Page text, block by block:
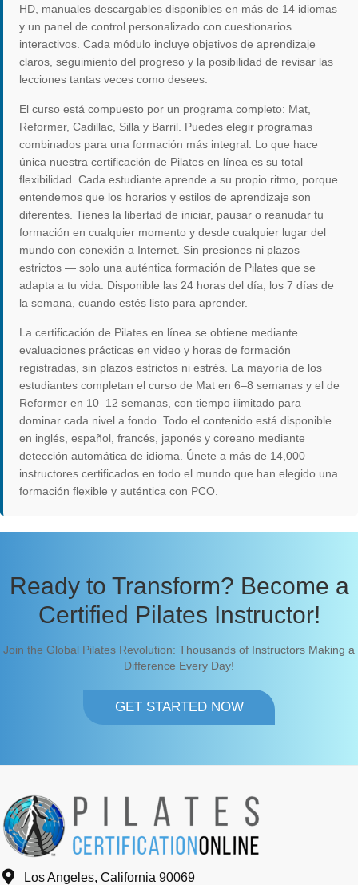
HD, manuales descargables disponibles en más de 14 idiomas
y un panel de control personalizado con cuestionarios
interactivos. Cada módulo incluye objetivos de aprendizaje
claros, seguimiento del progreso y la posibilidad de revisar las
lecciones tantas veces como desees.
El curso está compuesto por un programa completo: Mat,
Reformer, Cadillac, Silla y Barril. Puedes elegir programas
combinados para una formación más integral. Lo que hace
única nuestra certificación de Pilates en línea es su total
flexibilidad. Cada estudiante aprende a su propio ritmo, porque
entendemos que los horarios y estilos de aprendizaje son
diferentes. Tienes la libertad de iniciar, pausar o reanudar tu
formación en cualquier momento y desde cualquier lugar del
mundo con conexión a Internet. Sin presiones ni plazos
estrictos — solo una auténtica formación de Pilates que se
adapta a tu vida. Disponible las 24 horas del día, los 7 días de
la semana, cuando estés listo para aprender.
La certificación de Pilates en línea se obtiene mediante
evaluaciones prácticas en video y horas de formación
registradas, sin plazos estrictos ni estrés. La mayoría de los
estudiantes completan el curso de Mat en 6–8 semanas y el de
Reformer en 10–12 semanas, con tiempo ilimitado para
dominar cada nivel a fondo. Todo el contenido está disponible
en inglés, español, francés, japonés y coreano mediante
detección automática de idioma. Únete a más de 14,000
instructores certificados en todo el mundo que han elegido una
formación flexible y auténtica con PCO.
Ready to Transform? Become a
Certified Pilates Instructor!
Join the Global Pilates Revolution: Thousands of Instructors Making a
Difference Every Day!
GET STARTED NOW
Los Angeles, California 90069